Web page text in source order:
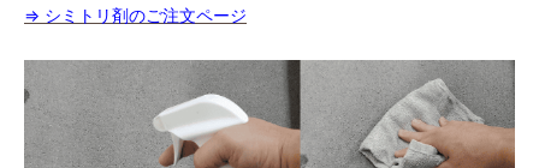
⇒ シミトリ剤のご注文ページ